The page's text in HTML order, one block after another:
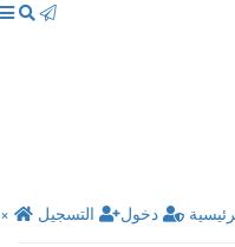
× دخول التسجيل